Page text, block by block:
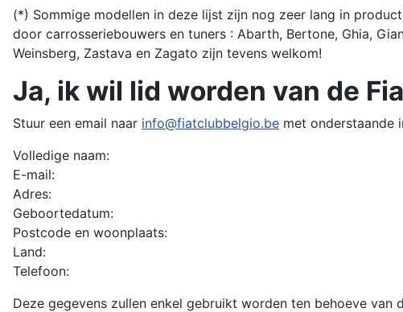
(*) Sommige modellen in deze lijst zijn nog zeer lang in
door carrosseriebouwers en tuners : Abarth, Bertone, Ghia,
Weinsberg, Zastava en Zagato zijn tevens welkom!
Ja, ik wil lid worden van de
Stuur een email naar info@fiatclubbelgio.be met onderstaande
Volledige naam:
E-mail:
Adres:
Geboortedatum:
Postcode en woonplaats:
Land:
Telefoon:
Deze gegevens zullen enkel gebruikt worden ten behoeve